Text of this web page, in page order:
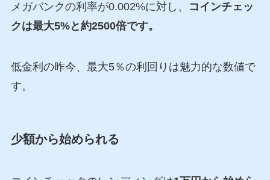
メガバンクの利率が0.002%に対し、
コインチェッ
クは最大5%と約2500倍です。
低金利の昨今、最大5％の利回りは魅力的な数値で
す。
少額から始められる